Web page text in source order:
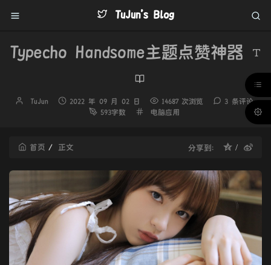
TuJun's Blog
Typecho Handsome主题点赞神器
博TuJun
发
2022 年 09 月 02 日 14687 次浏览
3 条评论
593字数
分电脑应用
首页 正文 分享到：